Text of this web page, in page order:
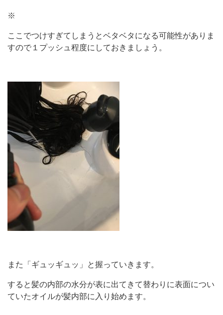
※
ここでつけすぎてしまうとベタベタになる可能性がありま
すので１プッシュ程度にしておきましょう。
また「ギュッギュッ」と握っていきます。
すると髪の内部の水分が表に出てきて替わりに表面につい
ていたオイルが髪内部に入り始めます。